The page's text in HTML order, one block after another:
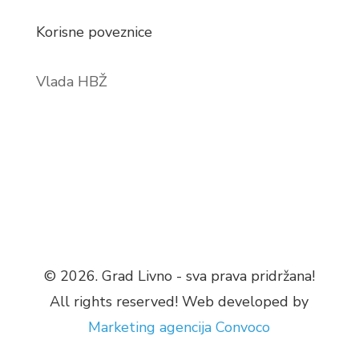
Korisne poveznice
Vlada HBŽ
© 2026. Grad Livno - sva prava pridržana!
All rights reserved! Web developed by
Marketing agencija Convoco